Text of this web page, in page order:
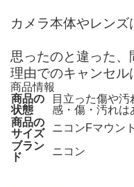
カメラ本体やレンズ
思ったのと違った
理由でのキャンセル
商品情報
商品の
状態
目立った傷や
感・傷・汚れは
商品の
サイズ
ニコンFマウント
ブラン
ド
ニコン